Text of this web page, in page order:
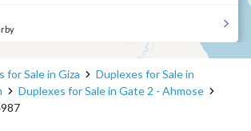
for Sale in Giza
Duplexes for Sale in
Duplexes for Sale in Gate 2 - Ahmose